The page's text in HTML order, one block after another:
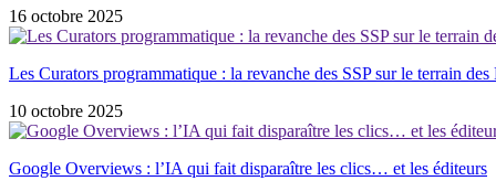
16 octobre 2025
Les Curators programmatique : la revanche des SSP sur le terrain des
10 octobre 2025
Google Overviews : l’IA qui fait disparaître les clics… et les éditeurs